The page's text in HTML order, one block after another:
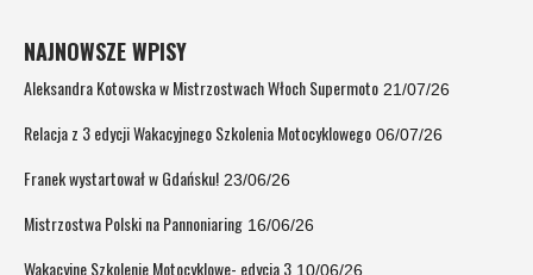
NAJNOWSZE WPISY
Aleksandra Kotowska w Mistrzostwach Włoch Supermoto 21/07/26
Relacja z 3 edycji Wakacyjnego Szkolenia Motocyklowego 06/07/26
Franek wystartował w Gdańsku! 23/06/26
Mistrzostwa Polski na Pannoniaring 16/06/26
Wakacyjne Szkolenie Motocyklowe- edycja 3 10/06/26